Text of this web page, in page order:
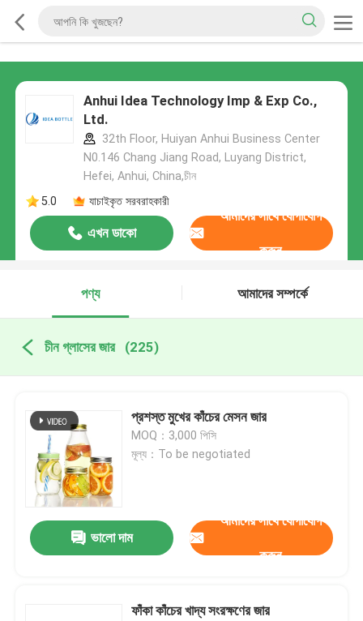
Anhui Idea Technology Imp & Exp Co.,
Ltd.
32th Floor, Huiyan Anhui Business Center
N0.146 Chang Jiang Road, Luyang District,
Hefei, Anhui, China,চীন
5.0
যাচাইকৃত সরবরাহকারী
এখন ডাকো
আমাদের সাথে যোগাযোগ
করুন
পণ্য আমাদের সম্পর্কে
চীন গ্লাসের জার (225)
প্রশস্ত মুখের কাঁচের মেসন জার
MOQ：3,000 পিসি
মূল্য：To be negotiated
ভালো দাম
আমাদের সাথে যোগাযোগ
করুন
ফাঁকা কাঁচের খাদ্য সংরক্ষণের জার